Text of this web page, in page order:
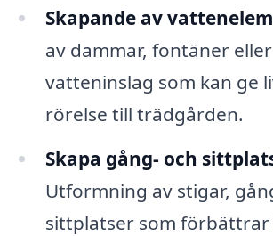
Skapande av
av dammar, fontäner
vatteninslag som kan ge
rörelse till trädgården.
Skapa gång- och
Utformning av stigar,
sittplatser som